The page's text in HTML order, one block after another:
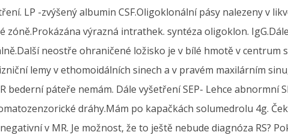
LP -zvýšený albumin CSF.Oligoklonální pásy nalezeny v
výrazná intrathek. syntéza oligoklon.
neostře ohraničené ložisko je v bílé hmotě v centrum
lemy v ethomoidálních sinech a v pravém maxilárním
páteře nemám. Dále vyšetření SEP- Lehce abnormní
dráhy.Mám po kapačkách solumedrolu 4g.
v MR. Je možnost, že to ještě nebude diagnóza RS?